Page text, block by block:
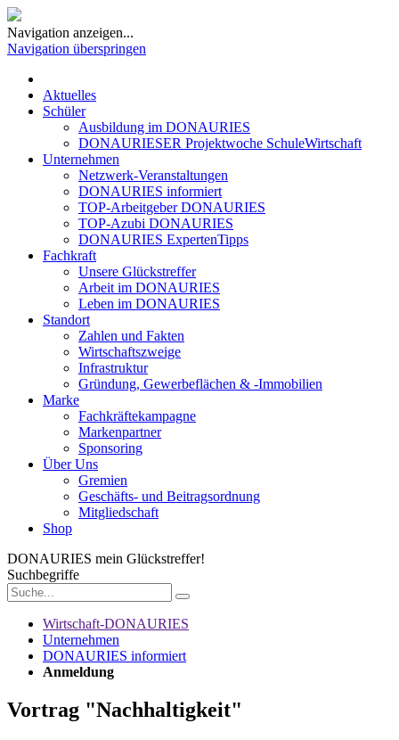
Navigation anzeigen...
Navigation überspringen
Aktuelles
Schüler
Ausbildung im DONAURIES
DONAURIESER Projektwoche SchuleWirtschaft
Unternehmen
Netzwerk-Veranstaltungen
DONAURIES informiert
TOP-Arbeitgeber DONAURIES
TOP-Azubi DONAURIES
DONAURIES ExpertenTipps
Fachkraft
Unsere Glückstreffer
Arbeit im DONAURIES
Leben im DONAURIES
Standort
Zahlen und Fakten
Wirtschaftszweige
Infrastruktur
Gründung, Gewerbeflächen & -Immobilien
Marke
Fachkräftekampagne
Markenpartner
Sponsoring
Über Uns
Gremien
Geschäfts- und Beitragsordnung
Mitgliedschaft
Shop
DONAURIES mein Glückstreffer!
Suchbegriffe
Wirtschaft-DONAURIES
Unternehmen
DONAURIES informiert
Anmeldung
Vortrag "Nachhaltigkeit"